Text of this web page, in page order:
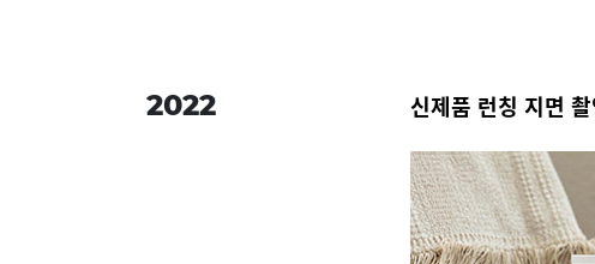
2022 신제품 런칭 지면 촬